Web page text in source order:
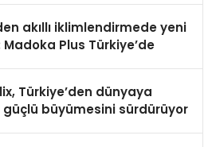
akıllı iklimlendirmede yeni
Plus Türkiye’de
Türkiye’den dünyaya
güçlü büyümesini sürdürüyor